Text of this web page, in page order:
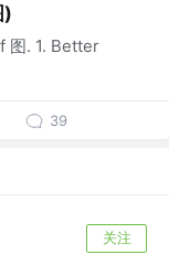
)
图. 1. Better
39
关注